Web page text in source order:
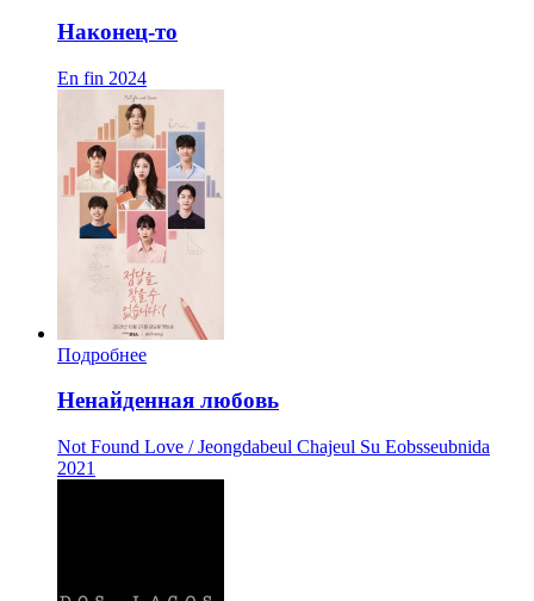
Наконец-то
En fin 2024
Подробнее
Ненайденная любовь
Not Found Love / Jeongdabeul Chajeul Su Eobsseubnida
2021